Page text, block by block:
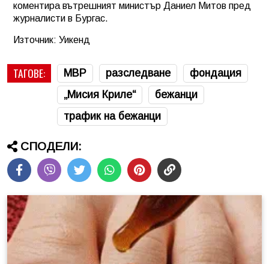
коментира вътрешният министър Даниел Митов пред
журналисти в Бургас.
Източник: Уикенд
ТАГОВЕ: МВР разследване
фондация
„Мисия Криле“
бежанци
трафик на бежанци
СПОДЕЛИ: